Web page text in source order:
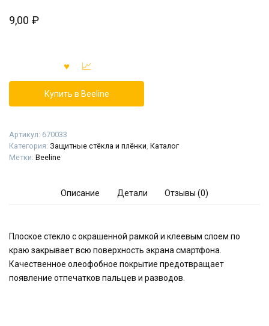
9,00 ₽
Купить в Beeline
Артикул: 670033
Категория: Защитные стёкла и плёнки, Каталог
Метки: Beeline
Описание Детали Отзывы (0)
Плоское стекло с окрашенной рамкой и клеевым слоем по
краю закрывает всю поверхность экрана смартфона.
Качественное олеофобное покрытие предотвращает
появление отпечатков пальцев и разводов.